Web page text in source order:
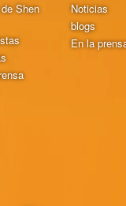
Shen
Noticias
blogs
En la